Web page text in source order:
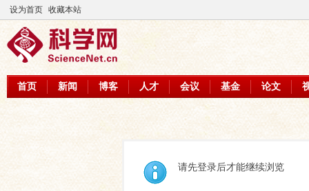
设为首页 收藏本站
首页 新闻 博客 人才 会议 基金 论文
请先登录后才能继续浏览